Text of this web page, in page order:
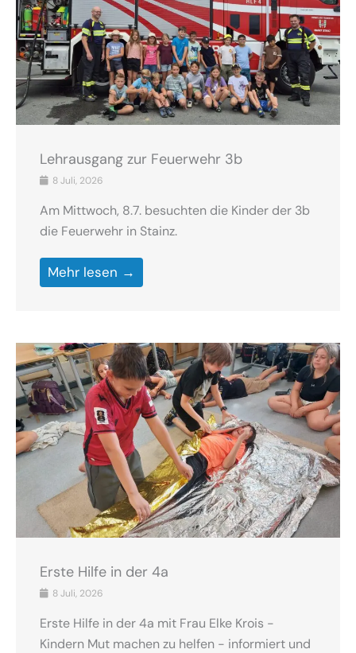
Lehrausgang zur Feuerwehr 3b
8 Juli, 2026
Am Mittwoch, 8.7. besuchten die Kinder der 3b
die Feuerwehr in Stainz.
Mehr lesen →
Erste Hilfe in der 4a
8 Juli, 2026
Erste Hilfe in der 4a mit Frau Elke Krois -
Kindern Mut machen zu helfen - informiert und